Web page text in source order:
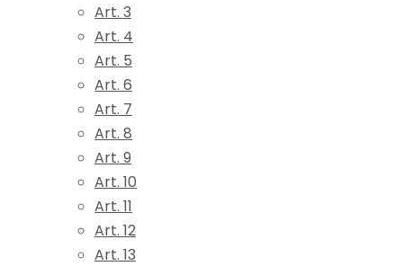
Art. 3
Art. 4
Art. 5
Art. 6
Art. 7
Art. 8
Art. 9
Art. 10
Art. 11
Art. 12
Art. 13